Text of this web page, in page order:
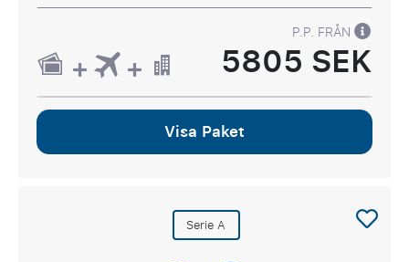
P.P. FRÅN
5805 SEK
Visa Paket
Serie A